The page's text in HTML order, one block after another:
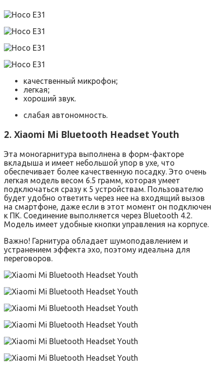
качественный микрофон;
легкая;
хороший звук.
слабая автономность.
2. Xiaomi Mi Bluetooth Headset Youth
Эта моногарнитура выполнена в форм-факторе
вкладыша и имеет небольшой упор в ухе, что
обеспечивает более качественную посадку. Это очень
легкая модель весом 6.5 грамм, которая умеет
подключаться сразу к 5 устройствам. Пользователю
будет удобно ответить через нее на входящий вызов
на смартфоне, даже если в этот момент он подключен
к ПК. Соединение выполняется через Bluetooth 4.2.
Модель имеет удобные кнопки управления на корпусе.
Важно! Гарнитура обладает шумоподавлением и
устранением эффекта эхо, поэтому идеальна для
переговоров.